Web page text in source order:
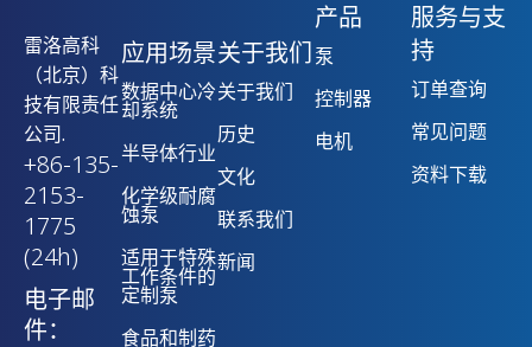
雷洛高科
（北京）科
技有限责任
公司.
+86-135-
2153-
1775
(24h)
电子邮
件：
应用场景
数据中心冷
却系统
半导体行业
化学级耐腐
蚀泵
适用于特殊
工作条件的
定制泵
食品和制药
关于我们
关于我们
历史
文化
联系我们
新闻
产品
泵
控制器
电机
服务与支
持
订单查询
常见问题
资料下载